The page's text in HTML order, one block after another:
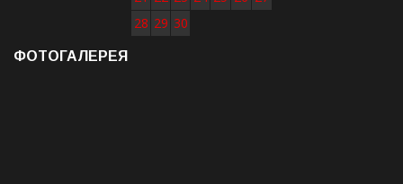
28 29 30
ФОТОГАЛЕРЕЯ